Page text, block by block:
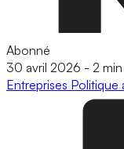
Abonné
30 avril 2026 - 2 min
Entreprises Politique